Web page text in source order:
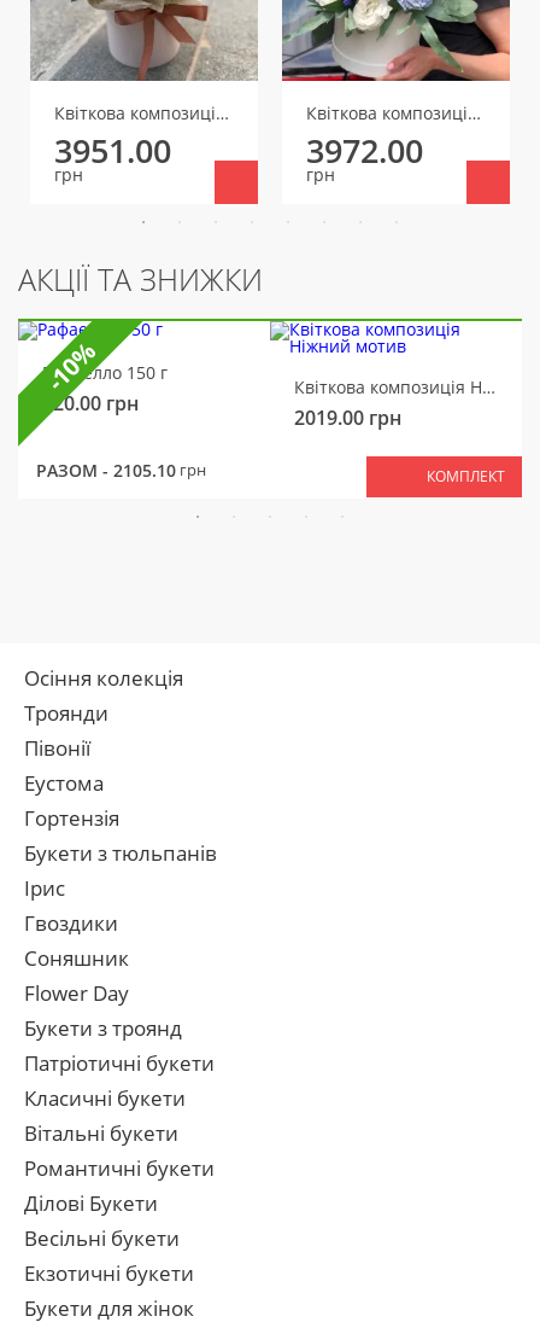
Квіткова композиція Аристократка
3951.00
грн
Квіткова композиція Казковий сон
3972.00
грн
АКЦІЇ ТА ЗНИЖКИ
Рафаелло 150 г
320.00 грн
Квіткова композиція Ніжний мотив
2019.00 грн
РАЗОМ - 2105.10 грн КОМПЛЕКТ
-10%
Осіння колекція
Троянди
Півонії
Еустома
Гортензія
Букети з тюльпанів
Ірис
Гвоздики
Соняшник
Flower Day
Букети з троянд
Патріотичні букети
Класичні букети
Вітальні букети
Романтичні букети
Ділові Букети
Весільні букети
Екзотичні букети
Букети для жінок